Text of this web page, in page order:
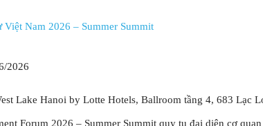
Việt Nam 2026 – Summer Summit
2026
Lake Hanoi by Lotte Hotels, Ballroom tầng 4, 683 Lạc
Forum 2026 – Summer Summit quy tụ đại diện cơ